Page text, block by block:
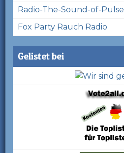
Radio-The-Sound-of-Pulse
Fox Party Rauch Radio
Gelistet bei